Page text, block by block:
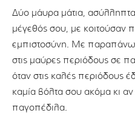
Δύο μάυρα μάτια,
μέγεθός σου, με κοιτούσαν
εμπιστοσύνη. Με
στις μαύρες περιόδους σε
όταν στις καλές περιόδους
καμία βόλτα σου ακόμα κι
παγοπέδιλα.